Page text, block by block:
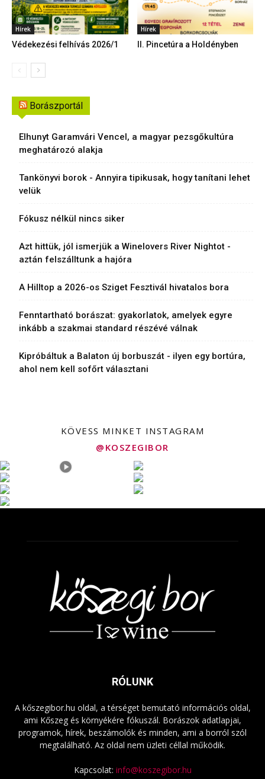
Hírek
Védekezési felhívás 2026/1
Hírek
II. Pincetúra a Holdényben
Borászportál
Elhunyt Garamvári Vencel, a magyar pezsgőkultúra
meghatározó alakja
Tankönyvi borok - Annyira tipikusak, hogy tanítani lehet
velük
Fókusz nélkül nincs siker
Azt hittük, jól ismerjük a Winelovers River Nightot -
aztán felszálltunk a hajóra
A Hilltop a 2026-os Sziget Fesztivál hivatalos bora
Fenntartható borászat: gyakorlatok, amelyek egyre
inkább a szakmai standard részévé válnak
Kipróbáltuk a Balaton új borbuszát - ilyen egy bortúra,
ahol nem kell sofőrt választani
KÖVESS MINKET INSTAGRAM
@KOSZEGIBOR
RÓLUNK
A kőszegibor.hu oldal, a térséget bemutató információs oldal,
ami Kőszeg és környékére fókuszál. Borászok adatlapjai,
programok, hírek, beszámolók és minden, ami a borról szól
megtalálható. Az oldal nem üzleti céllal működik.
Kapcsolat: info@koszegibor.hu